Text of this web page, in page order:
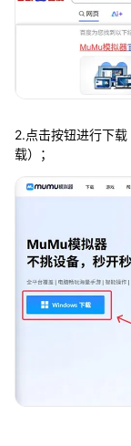
2.点击按钮进行下
载）；